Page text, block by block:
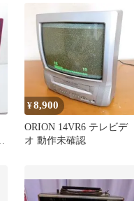
¥8,900
ORION 14VR6 テレビデ
オ 動作未確認